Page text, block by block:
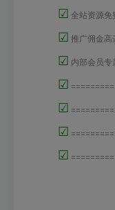
☑ 全站资源免
☑ 推广佣金高
☑ 内部会员
☑
☑
☑
☑